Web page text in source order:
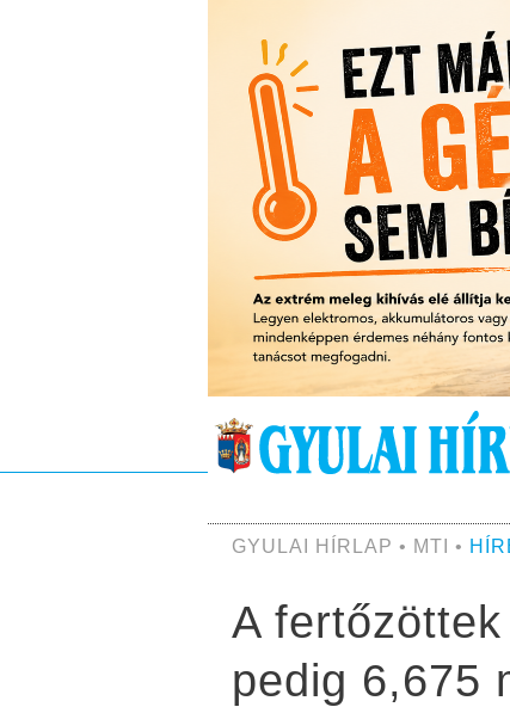
GYULAI HÍRLAP • MTI •
A
pedig 6,675